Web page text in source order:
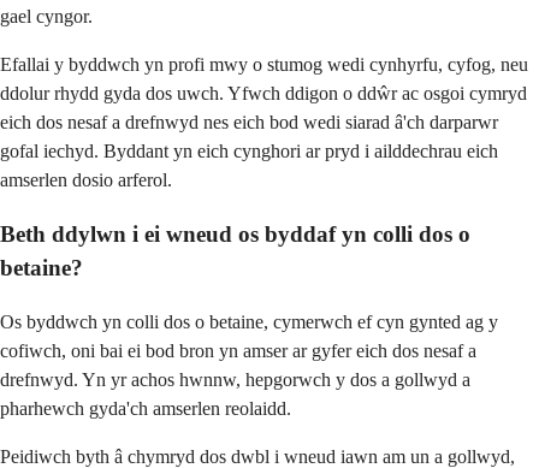
gael cyngor.
Efallai y byddwch yn profi mwy o stumog wedi cynhyrfu, cyfog, neu
ddolur rhydd gyda dos uwch. Yfwch ddigon o ddŵr ac osgoi cymryd
eich dos nesaf a drefnwyd nes eich bod wedi siarad â'ch darparwr
gofal iechyd. Byddant yn eich cynghori ar pryd i ailddechrau eich
amserlen dosio arferol.
Beth ddylwn i ei wneud os byddaf yn colli dos o
betaine?
Os byddwch yn colli dos o betaine, cymerwch ef cyn gynted ag y
cofiwch, oni bai ei bod bron yn amser ar gyfer eich dos nesaf a
drefnwyd. Yn yr achos hwnnw, hepgorwch y dos a gollwyd a
pharhewch gyda'ch amserlen reolaidd.
Peidiwch byth â chymryd dos dwbl i wneud iawn am un a gollwyd,